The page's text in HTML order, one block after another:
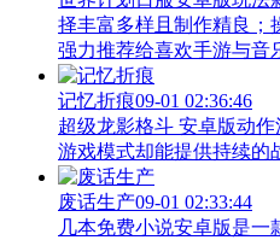
择丰富多样且制作精良；
强力推荐给喜欢手游与音
记忆折痕09-01 02:36:46
超级龙影格斗 安卓版动
游戏模式却能提供持续的
废话生产09-01 02:33:44
几本免费小说安卓版是一